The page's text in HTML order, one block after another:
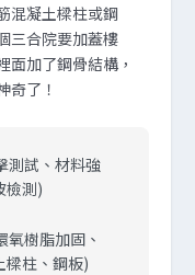
混凝土樑柱或鋼
三合院要加蓋樓
面加了鋼骨結構，
奇了！
測試、材料強
檢測)
樹脂加固、
樑柱、鋼板)